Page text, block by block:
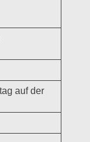
auf der